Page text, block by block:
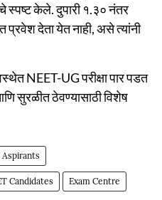
स्पष्ट केले. दुपारी १.३० नंतर
प्रवेश देता येत नाही, असे त्यांनी
NEET-UG परीक्षा पार पडत
सुरळीत ठेवण्यासाठी विशेष
Aspirants
Candidates Exam Centre